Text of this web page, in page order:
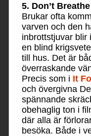
5. Don’t Breathe
Brukar ofta
varven och den
inbrottstjuvar blir
en blind
till hus. Det är
överraskande
Precis som i It
och övergivna
spännande
obehaglig ton i
där alla är
besöka. Både i